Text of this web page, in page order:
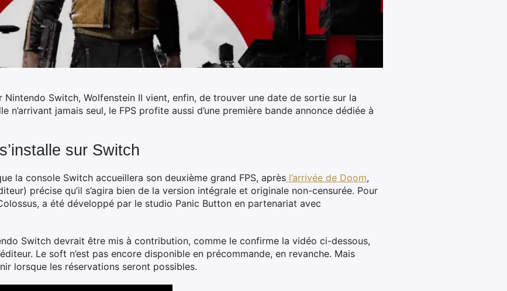
Switch, Wolfenstein II vient, enfin, de trouver une date de sortie sur la
n’arrivant jamais seul, le FPS profite aussi d’une première bande annonce dédiée à
sur Switch
la console Switch accueillera son deuxième grand FPS, après l’arrivée de Doom,
précise qu’il s’agira bien de la version intégrale et originale non-censurée. Pour
a été développé par le studio Panic Button en partenariat avec
Switch devrait être mis à contribution, comme le confirme la vidéo ci-dessous,
Le soft n’est pas encore disponible en précommande, en revanche. Mais
lorsque les réservations seront possibles.